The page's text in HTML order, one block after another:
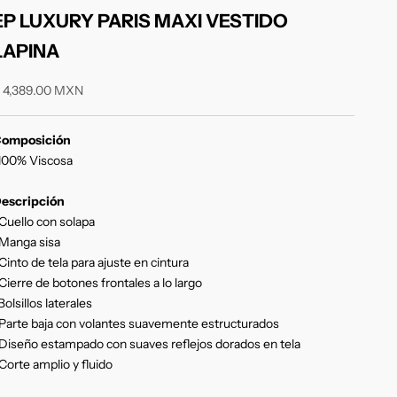
LUXURY PARIS MAXI VESTIDO
de oferta
4,389.00 MXN
Viscosa
con solapa
sisa
de tela para ajuste en cintura
de botones frontales a lo largo
laterales
baja con volantes suavemente estructurados
estampado con suaves reflejos dorados en tela
amplio y fluido